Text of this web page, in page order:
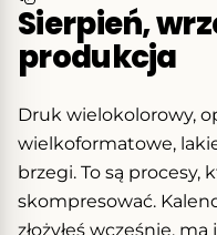
Sierpień,
produkcja
Druk wielokolorowy,
wielkoformatowe,
brzegi. To są procesy,
skompresować.
złożyłeś wcześnie,